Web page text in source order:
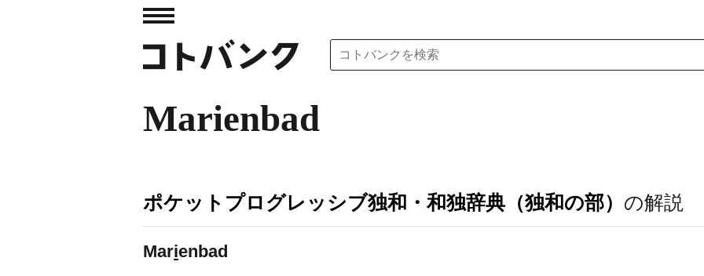
Marienbad
ポケットプログレッシブ独和・和独辞典（独和の部） の解説
Marienbad